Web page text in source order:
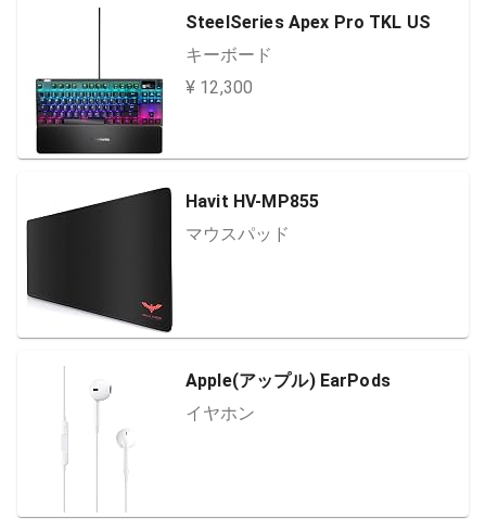
SteelSeries Apex Pro TKL US
キーボード
¥ 12,300
Havit HV-MP855
マウスパッド
Apple(アップル) EarPods
イヤホン